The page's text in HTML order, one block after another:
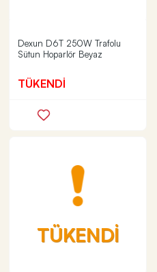
Dexun D6T 250W Trafolu
Sütun Hoparlör Beyaz
TÜKENDİ
TÜKENDİ